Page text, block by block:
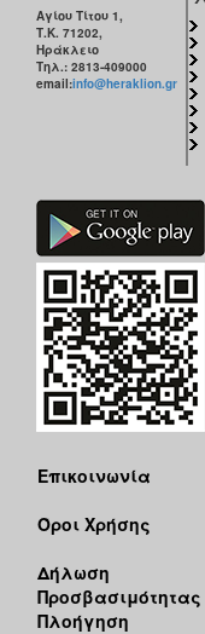
Αγίου Τίτου 1,
Τ.Κ. 71202,
Ηράκλειο
Τηλ.: 2813-409000
email:info@heraklion.gr
Επικοινωνία
Όροι Χρήσης
Δήλωση
Προσβασιμότητας
Πλοήγηση